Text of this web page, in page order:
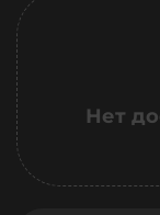
Нет